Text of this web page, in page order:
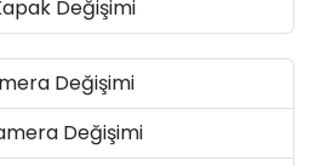
Değişimi
Değişimi
Değişimi